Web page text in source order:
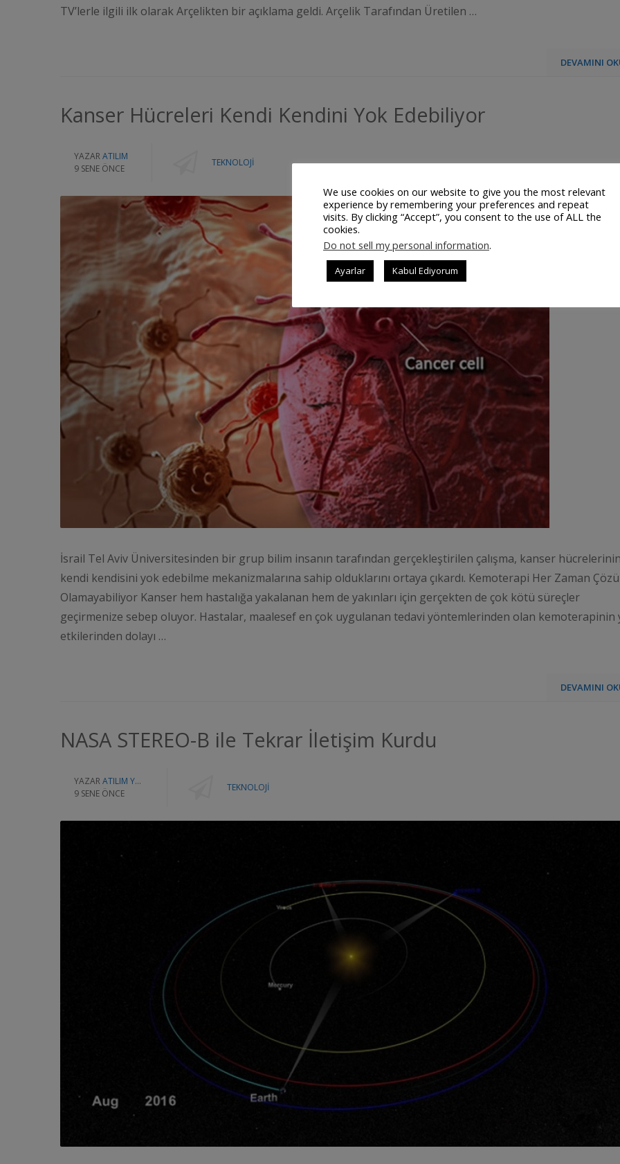
TV’lerle ilgili ilk olarak Arçelikten bir açıklama geldi. Arçelik Tarafından Üretilen …
DEVAMINI
Kanser Hücreleri Kendi Kendini Yok Edebiliyor
YAZAR ATILIM
9 SENE ÖNCE
TEKNOLOJI
İsrail Tel Aviv Üniversitesinden bir grup bilim insanın tarafından gerçekleştirilen çalışma, kanser
kendi kendisini yok edebilme mekanizmalarına sahip olduklarını ortaya çıkardı. Kemoterapi Her Zaman
Olamayabiliyor Kanser hem hastalığa yakalanan hem de yakınları için gerçekten de çok kötü süreçler
geçirmenize sebep oluyor. Hastalar, maalesef en çok uygulanan tedavi yöntemlerinden olan kemoterapinin
etkilerinden dolayı …
DEVAMINI
NASA STEREO-B ile Tekrar İletişim Kurdu
YAZAR ATILIM YAZILIM
9 SENE ÖNCE
TEKNOLOJI
We use cookies on our website to give you the most relevant
experience by remembering your preferences and repeat
visits. By clicking “Accept”, you consent to the use of ALL the
cookies.
Do not sell my personal information.
Ayarlar Kabul Ediyorum